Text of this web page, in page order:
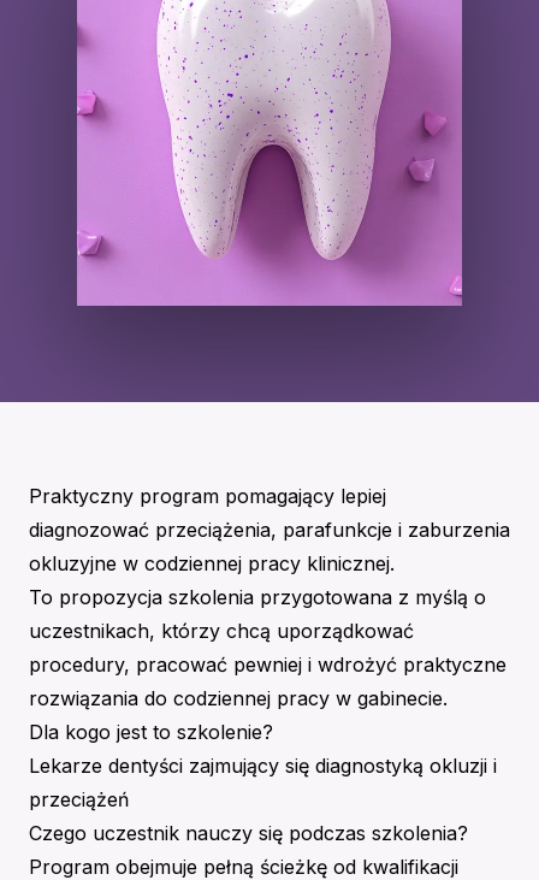
Praktyczny program pomagający lepiej
diagnozować przeciążenia, parafunkcje i zaburzenia
okluzyjne w codziennej pracy klinicznej.
To propozycja szkolenia przygotowana z myślą o
uczestnikach, którzy chcą uporządkować
procedury, pracować pewniej i wdrożyć praktyczne
rozwiązania do codziennej pracy w gabinecie.
Dla kogo jest to szkolenie?
Lekarze dentyści zajmujący się diagnostyką okluzji i
przeciążeń
Czego uczestnik nauczy się podczas szkolenia?
Program obejmuje pełną ścieżkę od kwalifikacji